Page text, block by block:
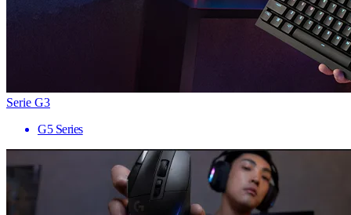
Serie G3
G5 Series